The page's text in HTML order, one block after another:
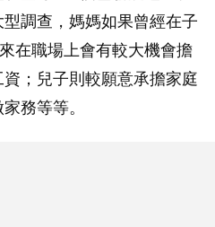
調查，媽媽如果曾經在子
在職場上會有較大機會擔
；兒子則較願意承擔家庭
務等等。